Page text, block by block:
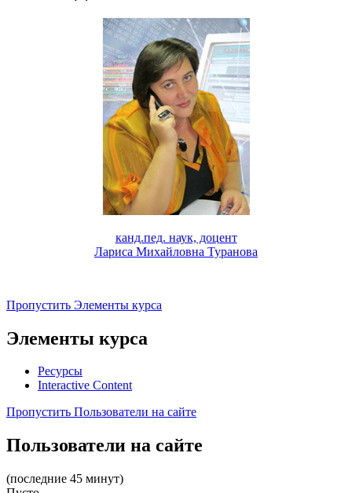
канд.пед. наук, доцент
Лариса Михайловна Туранова
Пропустить Элементы курса
Элементы курса
Ресурсы
Interactive Content
Пропустить Пользователи на сайте
Пользователи на сайте
(последние 45 минут)